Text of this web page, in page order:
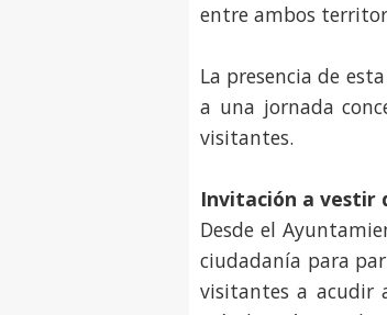
entre ambos
La presencia de
a una jornada
visitantes.
Invitación a vestir
Desde el
ciudadanía para
visitantes a acudir